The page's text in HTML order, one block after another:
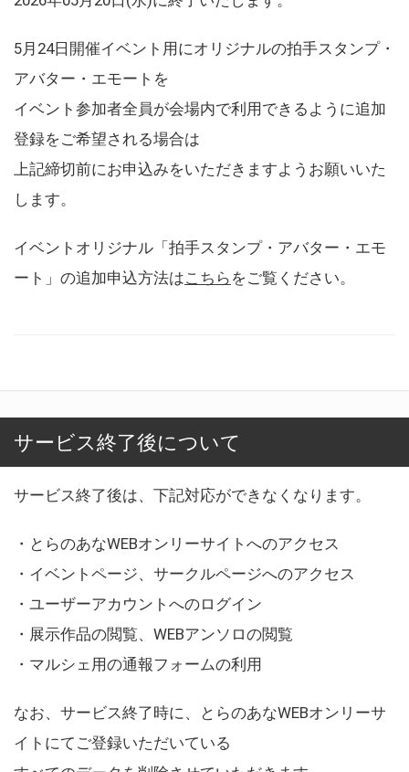
5月24日開催イベント用にオリジナルの拍手スタンプ・
アバター・エモートを
イベント参加者全員が会場内で利用できるように追加
登録をご希望される場合は
上記締切前にお申込みをいただきますようお願いいた
します。
イベントオリジナル「拍手スタンプ・アバター・エモ
ート」の追加申込方法はこちら をご覧ください。
サービス終了後について
サービス終了後は、下記対応ができなくなります。
・とらのあなWEBオンリーサイトへのアクセス
・イベントページ、サークルページへのアクセス
・ユーザーアカウントへのログイン
・展示作品の閲覧、WEBアンソロの閲覧
・マルシェ用の通報フォームの利用
なお、サービス終了時に、とらのあなWEBオンリーサ
イトにてご登録いただいている